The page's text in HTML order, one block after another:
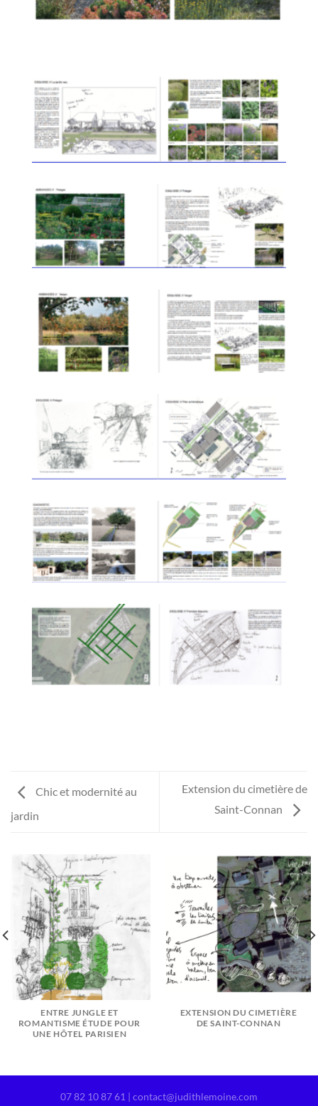
Chic et modernité au
jardin
Extension du cimetière de
Saint-Connan
ENTRE JUNGLE ET
ROMANTISME ÉTUDE POUR
UNE HÔTEL PARISIEN
EXTENSION DU CIMETIÈRE
DE SAINT-CONNAN
07 82 10 87 61 | contact@judithlemoine.com